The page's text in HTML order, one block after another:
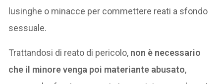
lusinghe o minacce per commettere reati a sfondo
sessuale.
Trattandosi di reato di pericolo, non è necessario
che il minore venga poi materiante abusato,